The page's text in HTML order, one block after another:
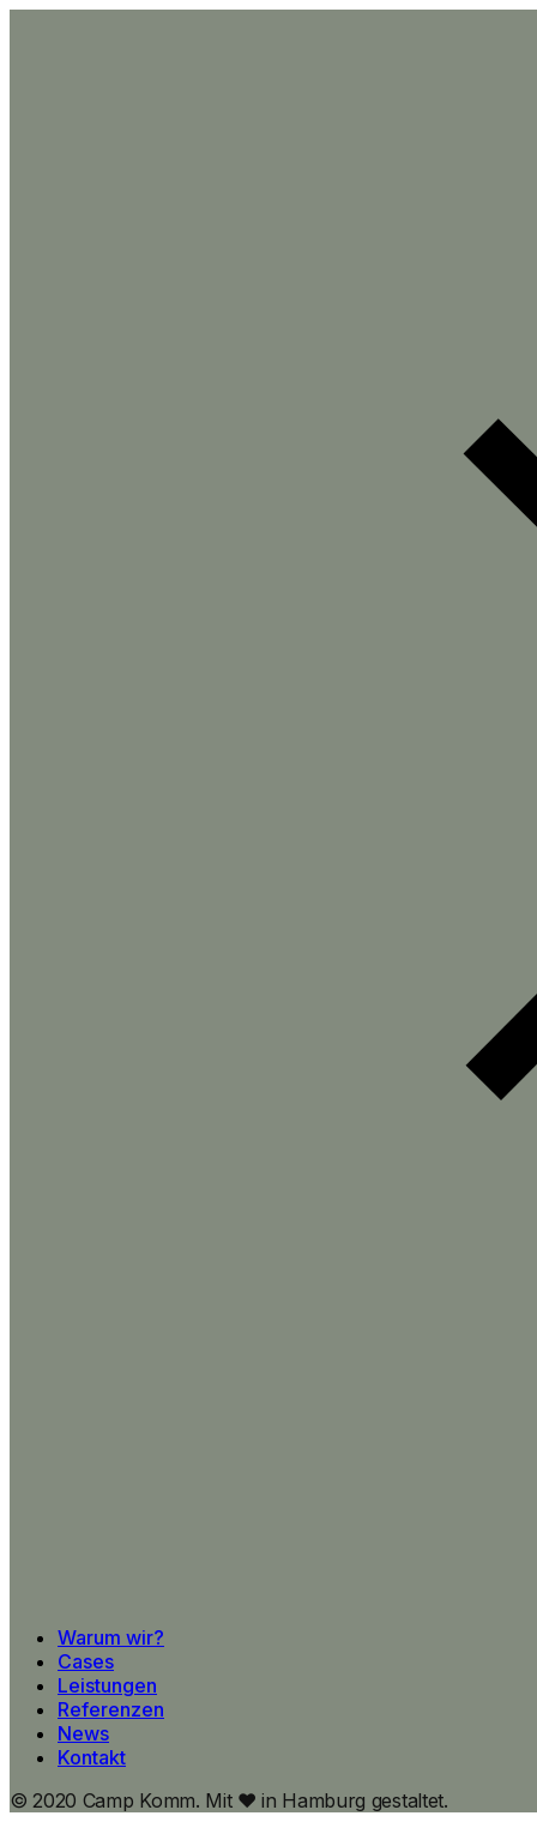
Warum wir?
Cases
Leistungen
Referenzen
News
Kontakt
© 2020 Camp Komm. Mit ♥ in Hamburg gestaltet.